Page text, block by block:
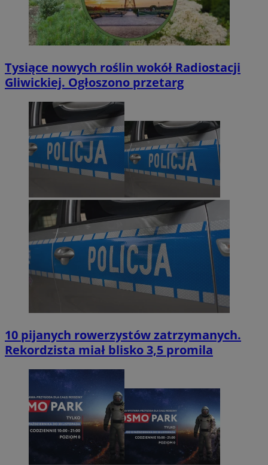
Tysiące nowych roślin wokół Radiostacji
Gliwickiej. Ogłoszono przetarg
10 pijanych rowerzystów zatrzymanych.
Rekordzista miał blisko 3,5 promila